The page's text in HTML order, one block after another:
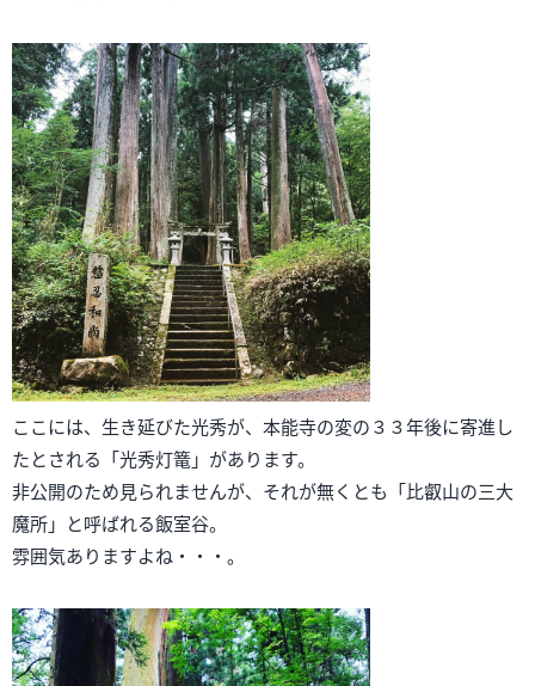
ここには、生き延びた光秀が、本能寺の変の３３年後に寄進し
たとされる「光秀灯篭」があります。
非公開のため見られませんが、それが無くとも「比叡山の三大
魔所」と呼ばれる飯室谷。
雰囲気ありますよね・・・。